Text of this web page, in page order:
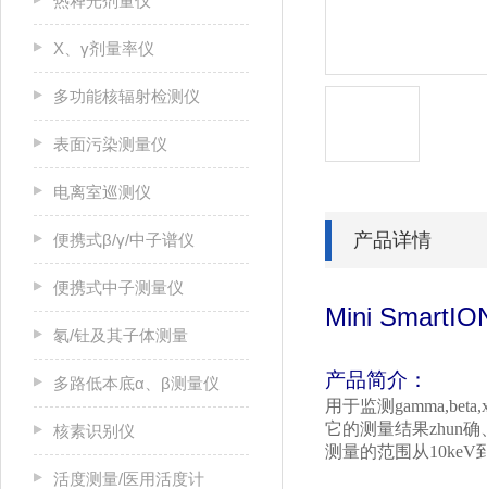
X、γ剂量率仪
多功能核辐射检测仪
表面污染测量仪
电离室巡测仪
便携式β/γ/中子谱仪
便携式中子测量仪
氡/钍及其子体测量
多路低本底α、β测量仪
核素识别仪
活度测量/医用活度计
产品详情
Mini
产品简介：
用于监测
它的测量结果zhun确
测量的范围从10keV